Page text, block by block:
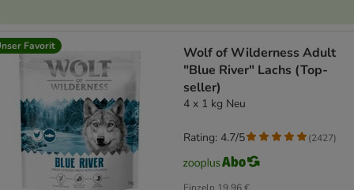
Favorit
Wolf of Wilderness Adult
"Blue River" Lachs (Top-
seller)
4 x 1 kg Neu
Rating: 4.7/5 (2427)